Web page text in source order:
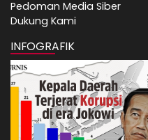
Pedoman Media Siber
Dukung Kami
INFOGRAFIK